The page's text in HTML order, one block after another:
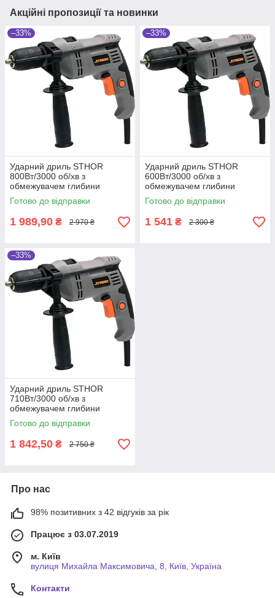
Акційні пропозиції та новинки
–33%
Ударний дриль STHOR
800Вт/3000 об/хв з
обмежувачем глибини
Готово до відправки
1 989,90 ₴ 2 970 ₴
–33%
Ударний дриль STHOR
600Вт/3000 об/хв з
обмежувачем глибини
Готово до відправки
1 541 ₴ 2 300 ₴
–33%
Ударний дриль STHOR
710Вт/3000 об/хв з
обмежувачем глибини
Готово до відправки
1 842,50 ₴ 2 750 ₴
Про нас
98% позитивних з 42 відгуків за рік
Працює з 03.07.2019
м. Київ
вулиця Михайла Максимовича, 8, Київ, Україна
Контакти